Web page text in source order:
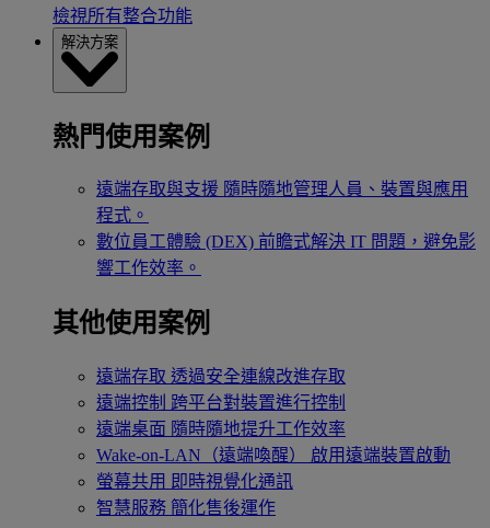
檢視所有整合功能
解決方案
熱門使用案例
遠端存取與支援 隨時隨地管理人員、裝置與應用
程式。
數位員工體驗 (DEX) 前瞻式解決 IT 問題，避免影
響工作效率。
其他使用案例
遠端存取 透過安全連線改進存取
遠端控制 跨平台對裝置進行控制
遠端桌面 隨時隨地提升工作效率
Wake-on-LAN（遠端喚醒）
啟用遠端裝置啟動
螢幕共用 即時視覺化通訊
智慧服務 簡化售後運作